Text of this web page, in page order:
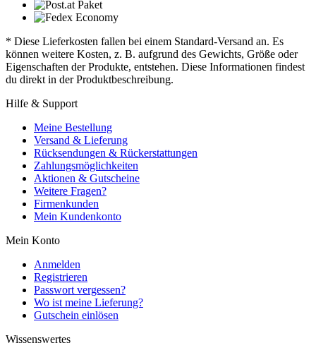
* Diese Lieferkosten fallen bei einem Standard-Versand an. Es
können weitere Kosten, z. B. aufgrund des Gewichts, Größe oder
Eigenschaften der Produkte, entstehen. Diese Informationen findest
du direkt in der Produktbeschreibung.
Hilfe & Support
Meine Bestellung
Versand & Lieferung
Rücksendungen & Rückerstattungen
Zahlungsmöglichkeiten
Aktionen & Gutscheine
Weitere Fragen?
Firmenkunden
Mein Kundenkonto
Mein Konto
Anmelden
Registrieren
Passwort vergessen?
Wo ist meine Lieferung?
Gutschein einlösen
Wissenswertes